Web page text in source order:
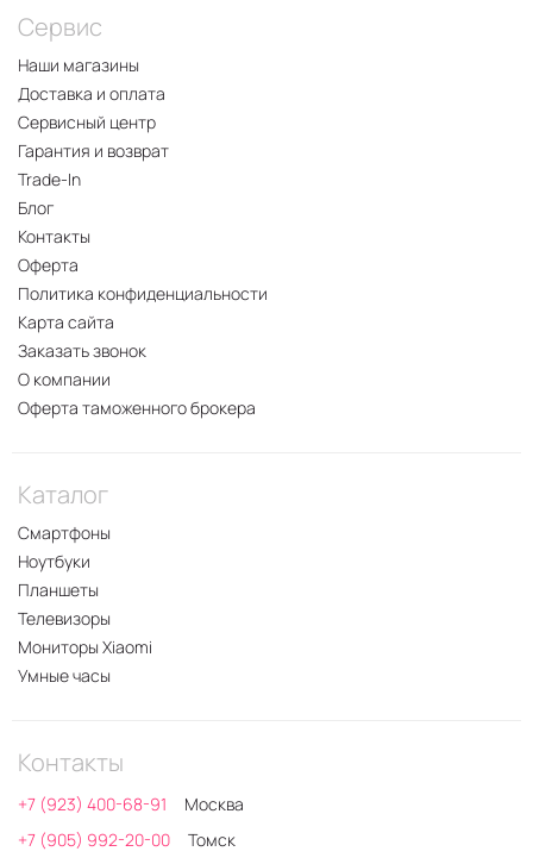
Сервис
Наши магазины
Доставка и оплата
Сервисный центр
Гарантия и возврат
Trade-In
Блог
Контакты
Оферта
Политика конфиденциальности
Карта сайта
Заказать звонок
О компании
Оферта таможенного брокера
Каталог
Смартфоны
Ноутбуки
Планшеты
Телевизоры
Мониторы Xiaomi
Умные часы
Контакты
+7 (923) 400-68-91
Москва
+7 (905) 992-20-00
Томск